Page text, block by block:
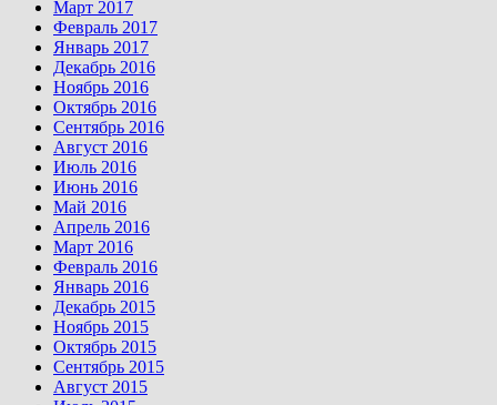
Март 2017
Февраль 2017
Январь 2017
Декабрь 2016
Ноябрь 2016
Октябрь 2016
Сентябрь 2016
Август 2016
Июль 2016
Июнь 2016
Май 2016
Апрель 2016
Март 2016
Февраль 2016
Январь 2016
Декабрь 2015
Ноябрь 2015
Октябрь 2015
Сентябрь 2015
Август 2015